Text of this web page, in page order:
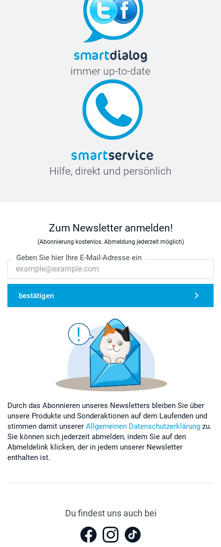
immer up-to-date
Hilfe, direkt und persönlich
Zum Newsletter anmelden!
(Abonnierung kostenlos. Abmeldung jederzeit möglich)
Geben Sie hier Ihre E-Mail-Adresse ein
bestätigen
Durch das Abonnieren unseres Newsletters bleiben Sie über
unsere Produkte und Sonderaktionen auf dem Laufenden und
stimmen damit unserer Allgemeinen Datenschutzerklärung zu.
Sie können sich jederzeit abmelden, indem Sie auf den
Abmeldelink klicken, der in jedem unserer Newsletter
enthalten ist.
Du findest uns auch bei